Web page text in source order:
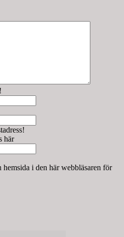
här
hemsida i den här webbläsaren för